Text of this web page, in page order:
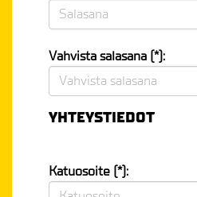
Vahvista salasana (*):
YHTEYSTIEDOT
Katuosoite (*):